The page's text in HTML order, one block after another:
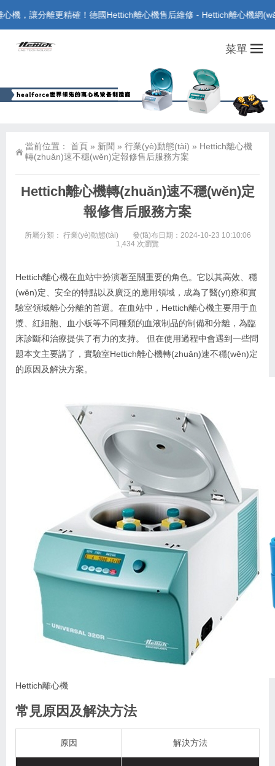
，讓分離更精確！德國Hettich離心機售后維修 - Hettich離心機網
菜單
當前位置： 首頁 » 新聞 » 行業(yè)動態(tài) » Hettich離心機
轉(zhuǎn)速不穩(wěn)定報修售后服務方案
Hettich離心機轉(zhuǎn)速不穩(wěn)定
報修售后服務方案
所屬分類： 行業(yè)動態(tài)
發(fā)布日期：2024-10-23 10:10:06
1,434 次瀏覽
Hettich離心機在血站中扮演著至關重要的角色。它以其高效、穩
(wěn)定、安全的特點以及廣泛的應用領域，成為了醫(yī)療和實
驗室領域離心分離的首選。在血站中，Hettich離心機主要用于血
漿、紅細胞、血小板等不同種類的血液制品的制備和分離，為臨
床診斷和治療提供了有力的支持。 但在使用過程中會遇到一些問
題本文主要講了，實驗室Hettich離心機轉(zhuǎn)速不穩(wěn)定
的原因及解決方案。
Hettich離心機
常見原因及解決方法
原因 解決方法